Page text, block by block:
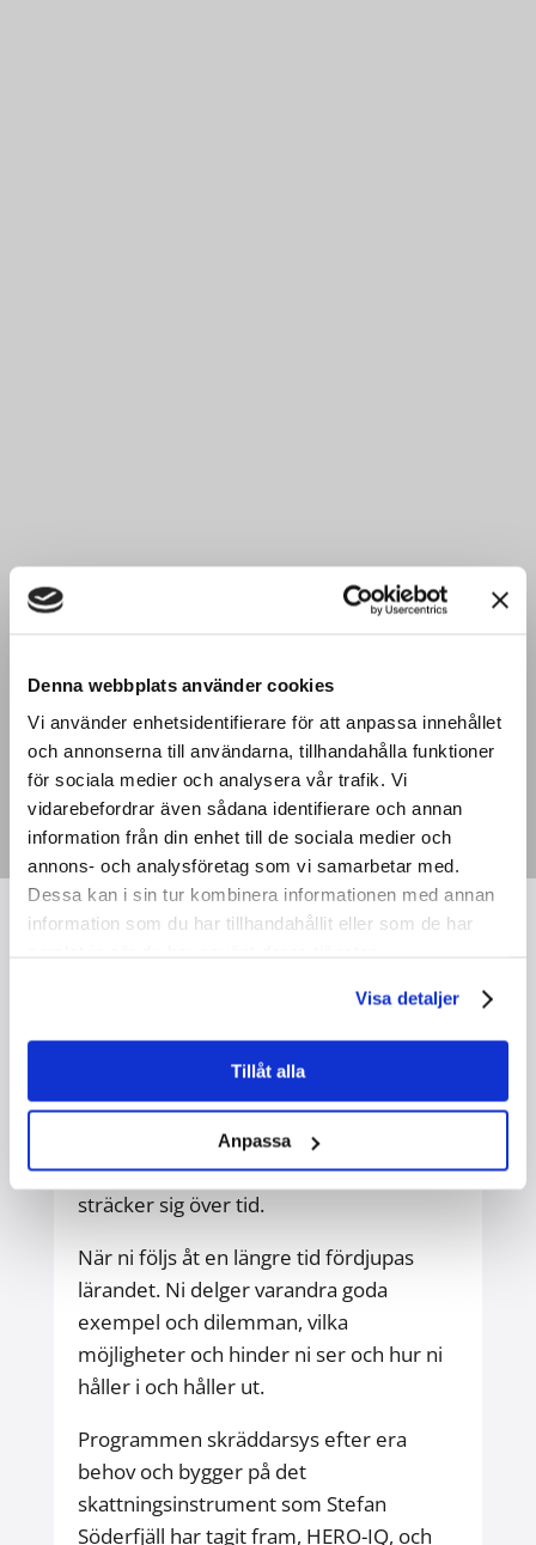
Denna webbplats använder cookies
Vi använder enhetsidentifierare för att anpassa innehållet
och annonserna till användarna, tillhandahålla funktioner
för sociala medier och analysera vår trafik. Vi
vidarebefordrar även sådana identifierare och annan
information från din enhet till de sociala medier och
annons- och analysföretag som vi samarbetar med.
Dessa kan i sin tur kombinera informationen med annan
information som du har tillhandahållit eller som de har
Visa detaljer
Tillåt alla
Anpassa
Om du tillsammans med andra vill
utveckla ditt och /eller teamets
psykologiska kapital, hopp,
egenförmåga/teamförmåga, resiliens,
optimism, så har vi förutom kortare
workshops även hela program som
sträcker sig över tid.
När ni följs åt en längre tid fördjupas
lärandet. Ni delger varandra goda
exempel och dilemman, vilka
möjligheter och hinder ni ser och hur ni
håller i och håller ut.
Programmen skräddarsys efter era
behov och bygger på det
skattningsinstrument som Stefan
Söderfjäll har tagit fram, HERO-IQ, och